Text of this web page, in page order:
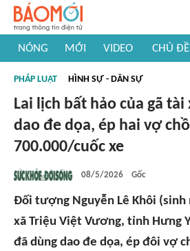
NÓNG MỚI VIDEO CHỦ ĐỀ
#Khám phá thế giới
PHÁP LUẬT HÌNH SỰ - DÂN SỰ
Lai lịch bất hảo của gã tài
dao đe dọa, ép hai vợ
700.000/cuốc xe
08/5/2026 Gốc
Đối tượng Nguyễn Lê Khôi (sinh
xã Triệu Việt Vương, tỉnh Hưng
đã dùng dao đe dọa, ép đôi vợ